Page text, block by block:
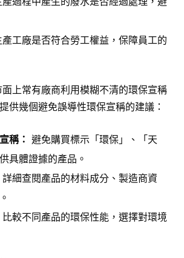
產工廠是否符合勞工權益，保障員工的
面上常有廠商利用模糊不清的環保宣稱
供幾個避免誤導性環保宣稱的建議：
稱： 避免購買標示「環保」、「天
具體證據的產品。
詳細查閱產品的材料成分、製造商資
比較不同產品的環保性能，選擇對環境